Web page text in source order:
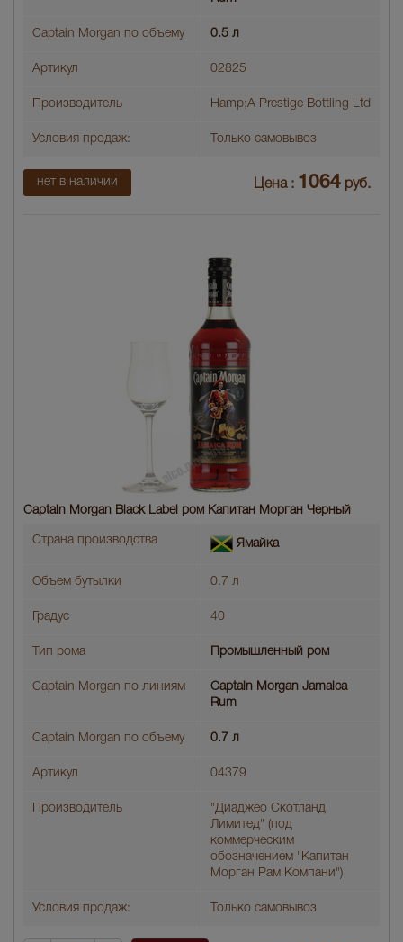
Captain Morgan по объему 0.5 л
Артикул 02825
Производитель Hamp;A Prestige Bottling Ltd
Условия продаж: Только самовывоз
нет в наличии Цена : 1064 руб.
Captain Morgan Black Label ром Капитан Морган Черный
Страна производства Ямайка
Объем бутылки 0.7 л
Градус 40
Тип рома Промышленный ром
Captain Morgan по линиям
Captain Morgan Jamaica
Rum
Captain Morgan по объему 0.7 л
Артикул 04379
Производитель
"Диaджео Скотланд
Лимитед" (под
коммерческим
обозначением "Капитан
Морган Рам Компани")
Условия продаж: Только самовывоз